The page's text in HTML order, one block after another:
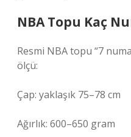
NBA Topu Kaç
Resmi NBA topu “7
ölçü:
Çap: yaklaşık 75–78 cm
Ağırlık: 600–650 gram